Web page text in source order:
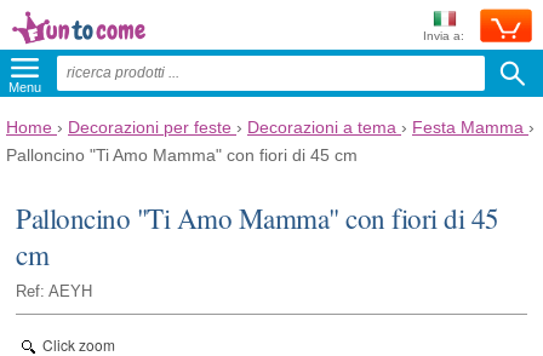
Invia a:
Menu
Home › Decorazioni per feste › Decorazioni a tema › Festa Mamma ›
Palloncino "Ti Amo Mamma" con fiori di 45 cm
Palloncino "Ti Amo Mamma" con fiori di 45
cm
Ref: AEYH
Click zoom